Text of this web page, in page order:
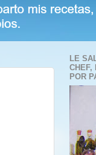
LE
CHEF,
POR